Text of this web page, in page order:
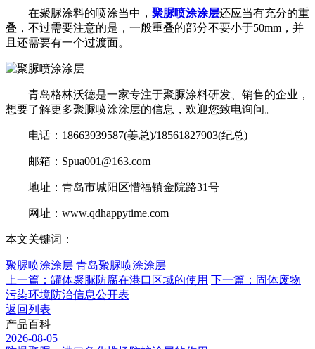
在聚脲涂料的喷涂当中， 聚脲喷涂涂层还应当有充分的重
叠，不过需要注意的是，一般重叠的部分不要小于50mm，并
且还需要有一个过渡面。
青岛格林沃德是一家专注于聚脲涂料研发、销售的企业，
想要了解更多聚脲喷涂涂层的信息，欢迎您致电询问。
电话：18663939587(姜总)/18561827903(纪总)
邮箱：Spua001@163.com
地址：青岛市城阳区惜福镇金院路31号
网址：www.qdhappytime.com
本文关键词：
聚脲喷涂涂层 青岛聚脲喷涂涂层
上一篇：罐体聚脲防腐在港口区域的使用 下一篇：固体废物
污染环境防治信息公开表
返回列表
产品百科
2026-08-05